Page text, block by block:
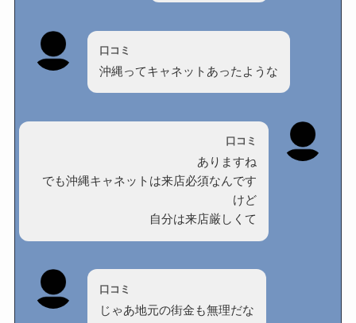
口コミ
沖縄ってキャネットあったような
口コミ
ありますね
でも沖縄キャネットは来店必須なんです
けど
自分は来店厳しくて
口コミ
じゃあ地元の街金も無理だな